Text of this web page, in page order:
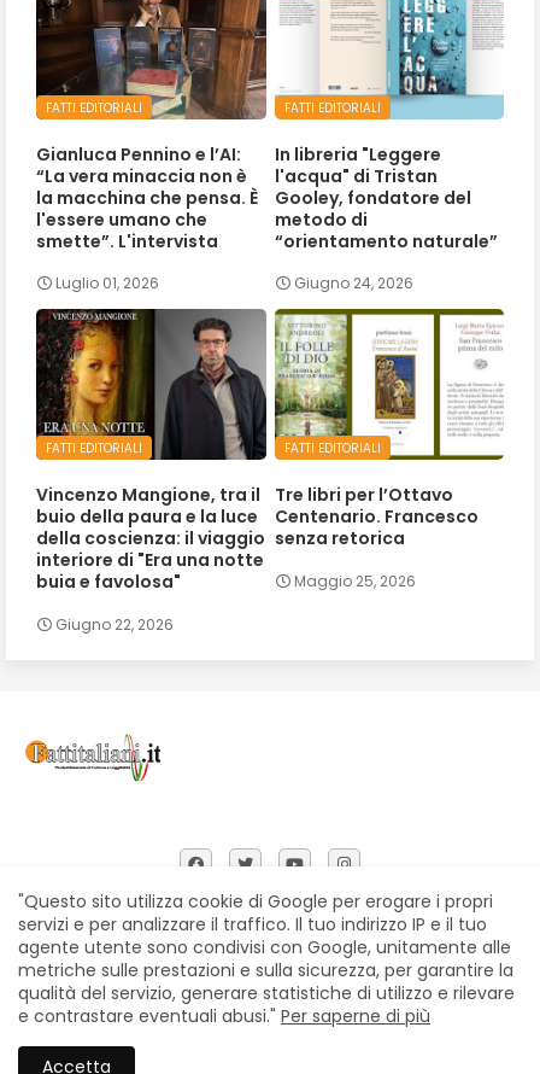
FATTI EDITORIALI
Gianluca Pennino e l’AI:
“La vera minaccia non è
la macchina che pensa. È
l'essere umano che
smette”. L'intervista
Luglio 01, 2026
FATTI EDITORIALI
In libreria "Leggere
l'acqua" di Tristan
Gooley, fondatore del
metodo di
“orientamento naturale”
Giugno 24, 2026
FATTI EDITORIALI
Vincenzo Mangione, tra il
buio della paura e la luce
della coscienza: il viaggio
interiore di "Era una notte
buia e favolosa"
Giugno 22, 2026
FATTI EDITORIALI
Tre libri per l’Ottavo
Centenario. Francesco
senza retorica
Maggio 25, 2026
Home Chi siamo Contatti
Privacy Policy
Segnalazioni
All Right Reserved Copyright © Fattitaliani
"Questo sito utilizza cookie di Google per erogare i propri
servizi e per analizzare il traffico. Il tuo indirizzo IP e il tuo
agente utente sono condivisi con Google, unitamente alle
metriche sulle prestazioni e sulla sicurezza, per garantire la
qualità del servizio, generare statistiche di utilizzo e rilevare
e contrastare eventuali abusi." Per saperne di più
Accetta